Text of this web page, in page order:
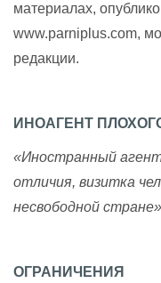
материалах,
www.parniplus.com,
редакции.
ИНОАГЕНТ
«Иностранный
отличия, визитка
несвободной стране»
ОГРАНИЧЕНИЯ